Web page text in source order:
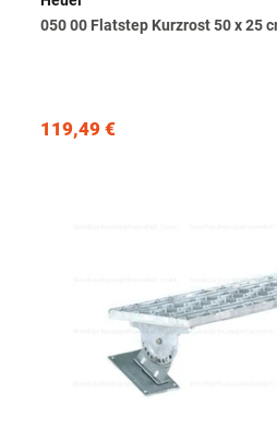
050 00 Flatstep Kurzrost 50 x 25
119,49 €